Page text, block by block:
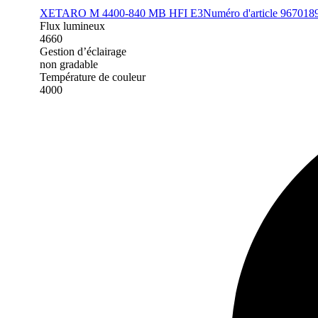
XETARO M 4400-840 MB HFI E3Numéro d'article
Flux lumineux
4660
Gestion d’éclairage
non gradable
Température de couleur
4000